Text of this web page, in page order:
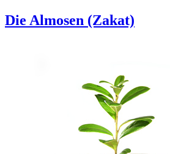
Die Almosen (Zakat)